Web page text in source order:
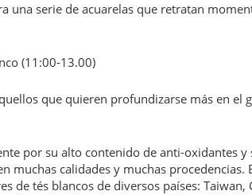
una serie de acuarelas que retratan
(11:00-13.00)
que quieren profundizarse más en el
por su alto contenido de anti-oxidantes y
muchas calidades y muchas procedencias.
de tés blancos de diversos países: Taiwan,